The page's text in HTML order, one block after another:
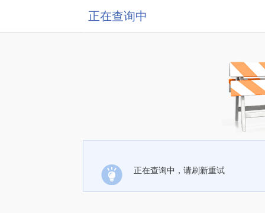
正在查询中
正在查询中，请刷新重试